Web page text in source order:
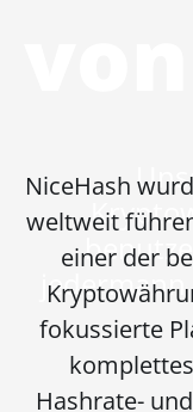
NiceHash
weltweit
einer der
fokussierte
Hashrate-